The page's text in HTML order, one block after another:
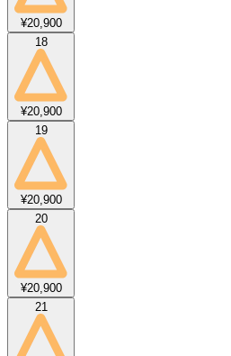
¥20,900
18
¥20,900
19
¥20,900
20
¥20,900
21